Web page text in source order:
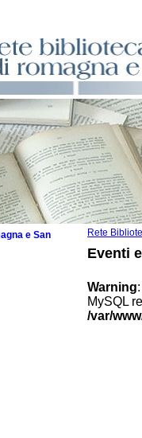
Rete
Eventi
Warning
MySQL
/var/
e San